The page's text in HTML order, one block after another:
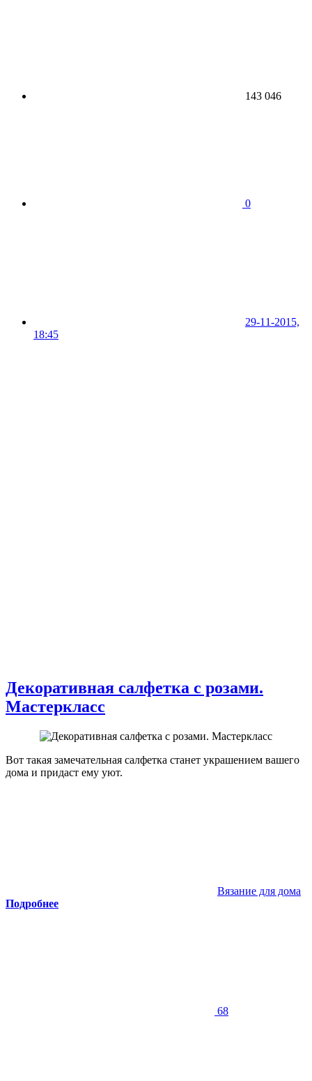
143 046
0
29-11-2015,
18:45
Декоративная салфетка с розами.
Мастеркласс
Вот такая замечательная салфетка станет украшением вашего
дома и придаст ему уют.
Вязание для дома
Подробнее
68